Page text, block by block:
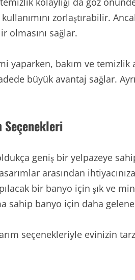
zorlaştırabilir.
olmasını sağlar.
yaparken, bakım ve temizlik
büyük avantaj sağlar.
Seçenekleri
geniş bir yelpazeye
arasından
bir banyo için şık ve
sahip banyo için daha
seçenekleriyle evinizin